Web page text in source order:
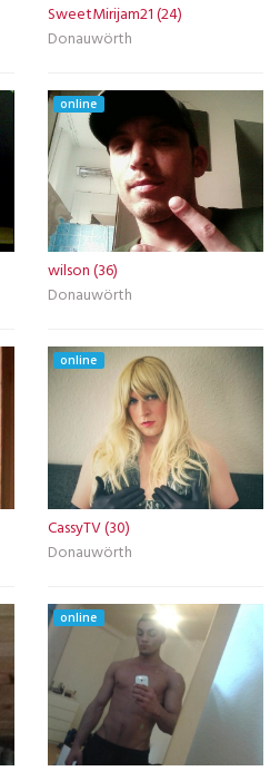
SweetMirijam21 (24)
Donauwörth
online
wilson (36)
Donauwörth
online
CassyTV (30)
Donauwörth
online